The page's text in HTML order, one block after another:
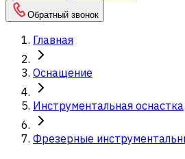
Обратный звонок
Главная
Оснащение
Инструментальная оснастка
Фрезерные